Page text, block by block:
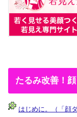
たるみ改善！
はじめに。（「顔